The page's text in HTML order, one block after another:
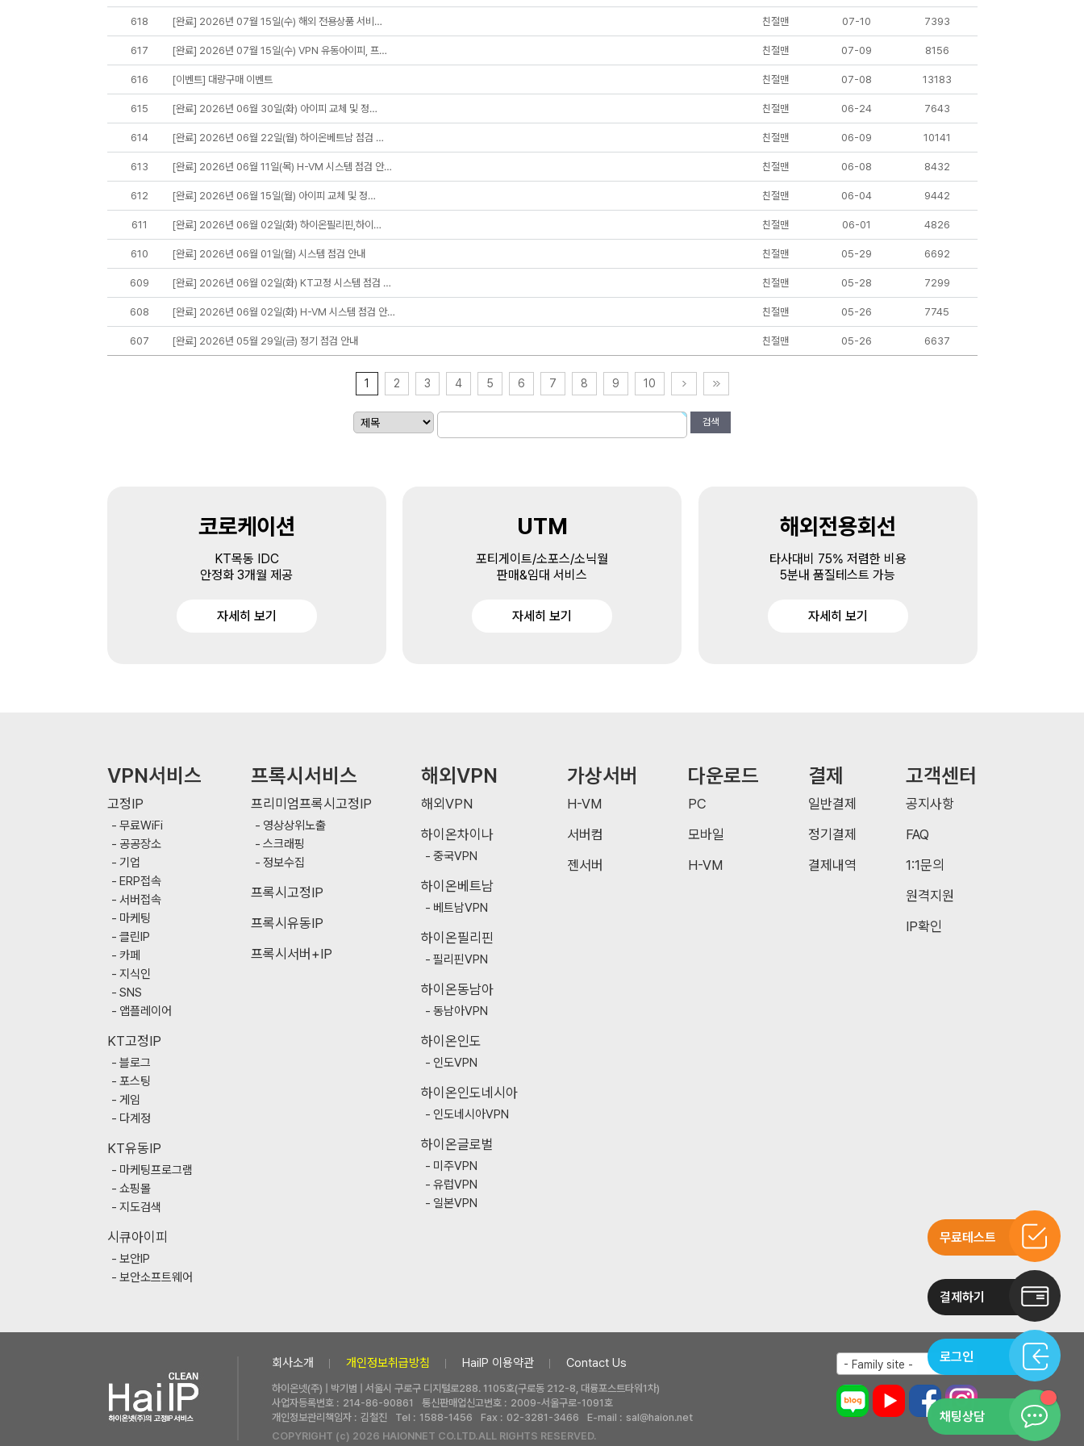
618 [완료] 2026년 07월 15일(수) 해외 전용상품 서비… 친절맨 07-10 7393
617 [완료] 2026년 07월 15일(수) VPN 유동아이피, 프… 친절맨 07-09 8156
616 [이벤트] 대량구매 이벤트 친절맨 07-08 13183
615 [완료] 2026년 06월 30일(화) 아이피 교체 및 정… 친절맨 06-24 7643
614 [완료] 2026년 06월 22일(월) 하이온베트남 점검 … 친절맨 06-09 10141
613 [완료] 2026년 06월 11일(목) H-VM 시스템 점검 안… 친절맨 06-08 8432
612 [완료] 2026년 06월 15일(월) 아이피 교체 및 정… 친절맨 06-04 9442
611 [완료] 2026년 06월 02일(화) 하이온필리핀,하이… 친절맨 06-01 4826
610 [완료] 2026년 06월 01일(월) 시스템 점검 안내 친절맨 05-29 6692
609 [완료] 2026년 06월 02일(화) KT고정 시스템 점검 … 친절맨 05-28 7299
608 [완료] 2026년 06월 02일(화) H-VM 시스템 점검 안… 친절맨 05-26 7745
607 [완료] 2026년 05월 29일(금) 정기 점검 안내 친절맨 05-26 6637
1 2 3 4 5 6 7 8 9 10
검색
코로케이션
KT목동 IDC
안정화 3개월 제공
자세히 보기
UTM
포티게이트/소포스/소닉월
판매&임대 서비스
자세히 보기
해외전용회선
타사대비 75% 저렴한 비용
5분내 품질테스트 가능
자세히 보기
VPN서비스
고정IP
무료WiFi
공공장소
기업
ERP접속
서버접속
마케팅
클린IP
카페
지식인
SNS
앱플레이어
KT고정IP
블로그
포스팅
게임
다계정
KT유동IP
마케팅프로그램
쇼핑몰
지도검색
시큐아이피
보안IP
보안소프트웨어
프록시서비스
프리미엄프록시고정IP
영상상위노출
스크래핑
정보수집
프록시고정IP
프록시유동IP
프록시서버+IP
해외VPN
해외VPN
하이온차이나
중국VPN
하이온베트남
베트남VPN
하이온필리핀
필리핀VPN
하이온동남아
동남아VPN
하이온인도
인도VPN
하이온인도네시아
인도네시아VPN
하이온글로벌
미주VPN
유럽VPN
일본VPN
가상서버
H-VM
서버컴
젠서버
다운로드
PC
모바일
H-VM
결제
일반결제
정기결제
결제내역
고객센터
공지사항
FAQ
1:1문의
원격지원
IP확인
회사소개 개인정보취급방침 HaiIP 이용약관 Contact Us
하이온넷(주) | 박기범 | 서울시 구로구 디지털로288. 1105호(구로동 212-8, 대륭포스트타워1차)
사업자등록번호 : 214-86-90861 통신판매업신고번호 : 2009-서울구로-1091호
개인정보관리책임자 : 김철진 Tel : 1588-1456 Fax : 02-3281-3466 E-mail : sal@haion.net
COPYRIGHT (c) 2026 HAIONNET CO.LTD.ALL RIGHTS RESERVED.
- Family site -
무료테스트
결제하기
로그인
채팅상담